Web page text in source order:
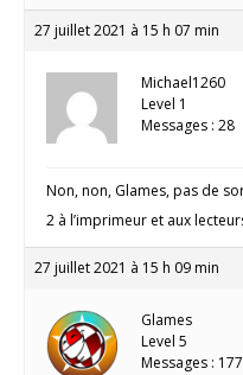
27 juillet 2021 à 15 h 07 min
Michael1260
Level 1
Messages : 28
Non, non, Glames, pas de
2 à l’imprimeur et aux
27 juillet 2021 à 15 h 09 min
Glames
Level 5
Messages : 177